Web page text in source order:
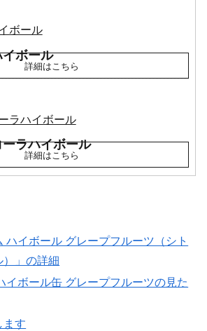
ボール
ラハイボール
ハイボール グレープフルーツ（シト
」の詳細
イボール缶 グレープフルーツの見た
ます